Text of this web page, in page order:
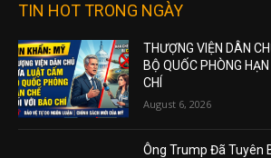
TIN HOT TRONG NGÀY
THƯỢNG VIỆN DÂN
BỘ QUỐC PHÒNG
CHÍ
August 6, 2026
Ông Trump Đã Tuyên